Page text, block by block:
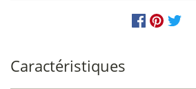
Caractéristiques